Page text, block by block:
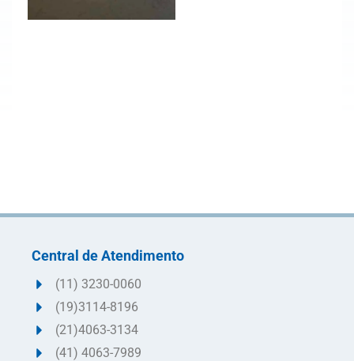
Central de Atendimento
(11) 3230-0060
(19)3114-8196
(21)4063-3134
(41) 4063-7989